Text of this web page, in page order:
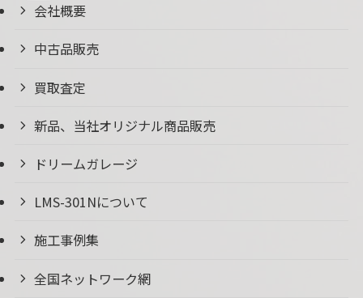
会社概要
中古品販売
買取査定
新品、当社オリジナル商品販売
ドリームガレージ
LMS-301Nについて
施工事例集
全国ネットワーク網